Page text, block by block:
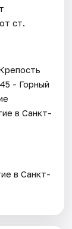
ст.
- Горный
в Санкт-
в Санкт-